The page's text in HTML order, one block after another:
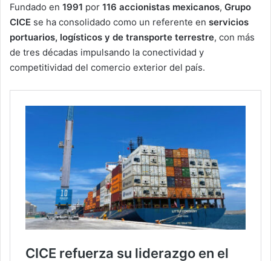
Fundado en 1991 por 116 accionistas mexicanos, Grupo
CICE se ha consolidado como un referente en servicios
portuarios, logísticos y de transporte terrestre, con más
de tres décadas impulsando la conectividad y
competitividad del comercio exterior del país.